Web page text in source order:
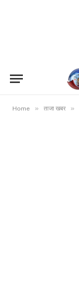
Home » ताजा खबर »